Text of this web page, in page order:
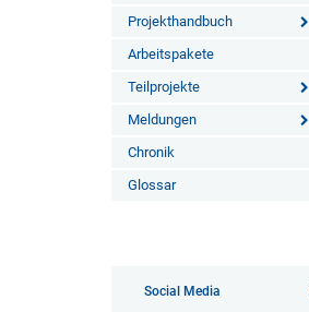
Projekthandbuch
Arbeitspakete
Teilprojekte
Meldungen
Chronik
Glossar
Social Media